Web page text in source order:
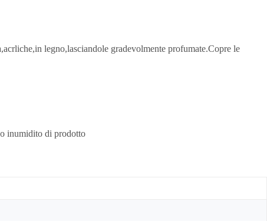
legno,lasciandole gradevolmente profumate.Copre le
inumidito di prodotto